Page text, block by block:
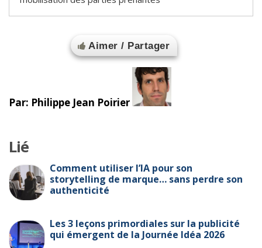
Aimer / Partager
Par: Philippe Jean Poirier
Lié
Comment utiliser l’IA pour son
storytelling de marque… sans perdre son
authenticité
Les 3 leçons primordiales sur la publicité
qui émergent de la Journée Idéa 2026